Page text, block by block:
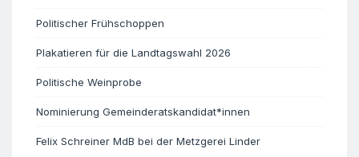
Politischer Frühschoppen
Plakatieren für die Landtagswahl 2026
Politische Weinprobe
Nominierung Gemeinderatskandidat*innen
Felix Schreiner MdB bei der Metzgerei Linder